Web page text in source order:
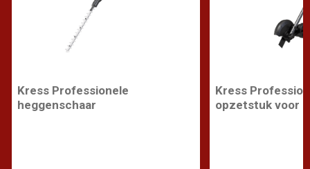
Kress Professionele
heggenschaar
Kress
opzetstuk voor